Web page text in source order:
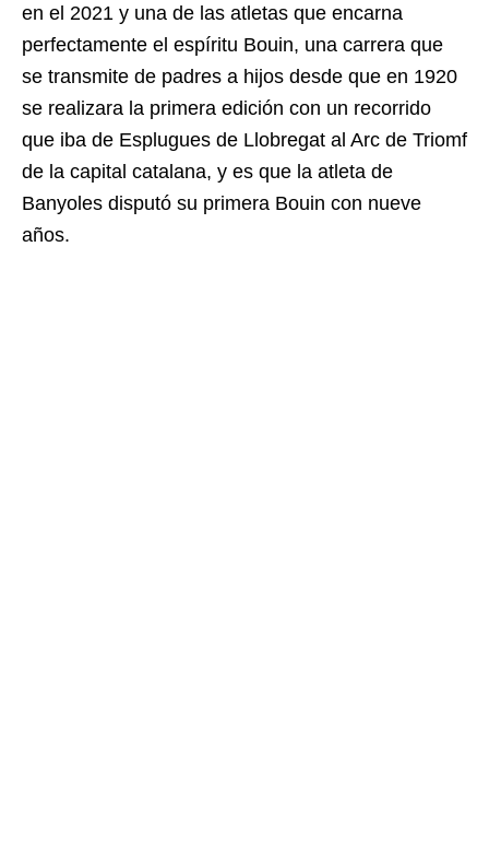
en el 2021 y una de las atletas que encarna
perfectamente el espíritu Bouin, una carrera que
se transmite de padres a hijos desde que en 1920
se realizara la primera edición con un recorrido
que iba de Esplugues de Llobregat al Arc de Triomf
de la capital catalana, y es que la atleta de
Banyoles disputó su primera Bouin con nueve
años.